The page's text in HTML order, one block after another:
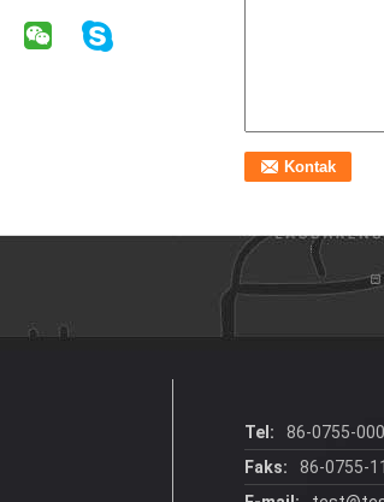
Tel:
86-0755-
Faks:
86-0755-